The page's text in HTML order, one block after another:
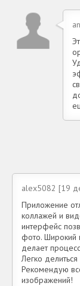
alex5082 [19
Приложение
коллажей и
интерфейс
фото. Широкий
делает
Легко делиться
Рекомендую
изображений!